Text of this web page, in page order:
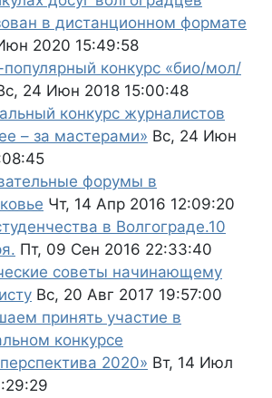
в дистанционном формате
2020 15:49:58
конкурс «био/мол/
24 Июн 2018 15:00:48
конкурс журналистов
– за мастерами» Вс, 24 Июн
форумы в
Чт, 14 Апр 2016 12:09:20
в Волгограде.10
Пт, 09 Сен 2016 22:33:40
советы начинающему
Вс, 20 Авг 2017 19:57:00
принять участие в
конкурсе
2020» Вт, 14 Июл